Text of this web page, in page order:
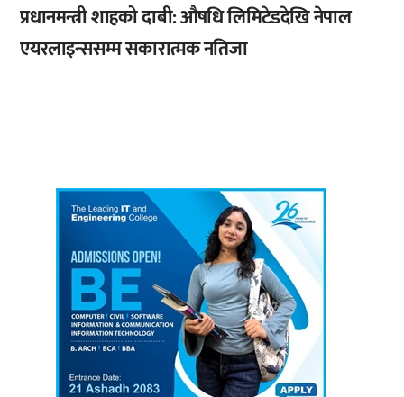
प्रधानमन्त्री शाहको दाबी: औषधि लिमिटेडदेखि नेपाल
एयरलाइन्ससम्म सकारात्मक नतिजा